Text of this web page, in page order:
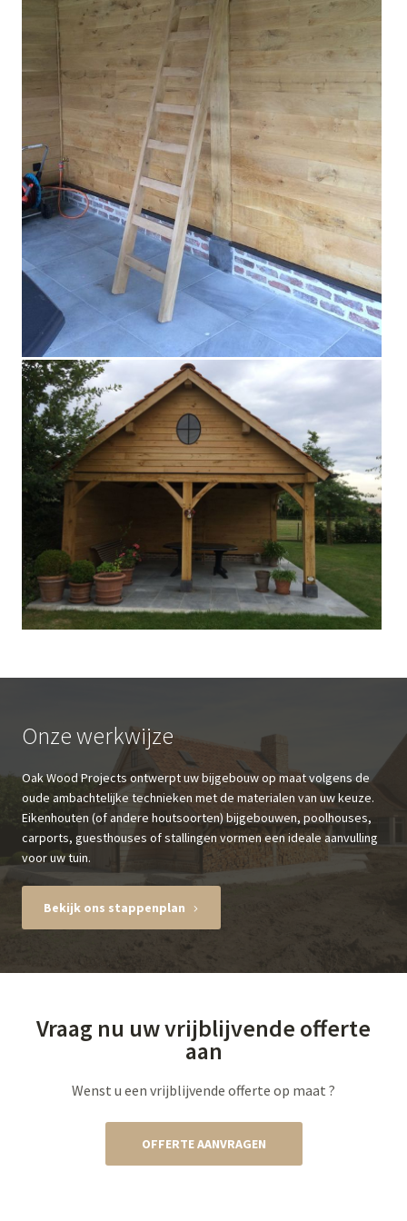
Onze werkwijze
Oak Wood Projects ontwerpt uw bijgebouw op maat volgens de
oude ambachtelijke technieken met de materialen van uw keuze.
Eikenhouten (of andere houtsoorten) bijgebouwen, poolhouses,
carports, guesthouses of stallingen vormen een ideale aanvulling
voor uw tuin.
Bekijk ons stappenplan
Vraag nu uw vrijblijvende offerte
aan
Wenst u een vrijblijvende offerte op maat ?
OFFERTE AANVRAGEN